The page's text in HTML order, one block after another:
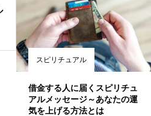
スピリチュアル
借金する人に届くスピリチュ
アルメッセージ～あなたの運
気を上げる方法とは